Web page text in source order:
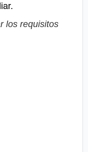
los requisitos